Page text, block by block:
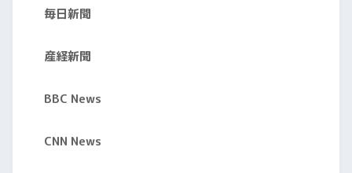
毎日新聞
産経新聞
BBC News
CNN News